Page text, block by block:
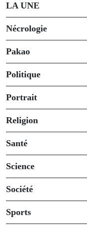
LA UNE
Nécrologie
Pakao
Politique
Portrait
Religion
Santé
Science
Société
Sports